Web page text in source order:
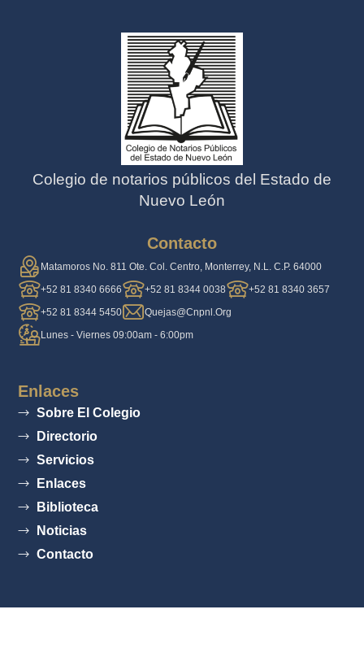
Colegio de notarios públicos del Estado de
Nuevo León
Contacto
Matamoros No. 811 Ote. Col. Centro, Monterrey, N.L. C.P. 64000
+52 81 8340 6666
+52 81 8344 0038
+52 81 8340 3657
+52 81 8344 5450
Quejas@cnpnl.org
Lunes - Viernes 09:00am - 6:00pm
Enlaces
Sobre El Colegio
Directorio
Servicios
Enlaces
Biblioteca
Noticias
Contacto